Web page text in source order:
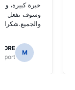
خبرة كبيرة،
وسوف تفعل
والجميع.شكرا
M